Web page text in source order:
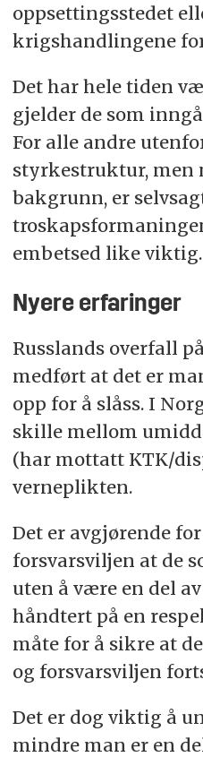
oppsettingsstedet
krigshandlingene
Det har hele tiden
gjelder de som
For alle andre
styrkestruktur,
bakgrunn, er
embetsed like viktig.
Nyere erfaringer
Russlands overfall
medført at det er
opp for å slåss. I
skille mellom
(har mottatt KTK/
verneplikten.
Det er avgjørende
forsvarsviljen at de
uten å være en del
håndtert på en
måte for å sikre at
og forsvarsviljen
Det er dog viktig å
mindre man er en